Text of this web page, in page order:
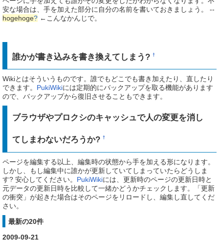
安な場合は、手を加えた部分に自分の名前を書いておきましょう。 --
hogehoge? ←こんなかんじで。
誰かが書き込みを書き換えてしまう?†
Wikiとはそういうものです。誰でもどこでも書き加えたり、直したり
できます。 PukiWikiには定期的にバックアップを取る機能があります
ので、バックアップから復旧させることもできます。
ブラウザやプロクシのキャッシュで人の変更を消し
てしまわないだろうか?†
ページを編集する以上、編集時の状態から手を加える形になります。
しかし、もし編集中に誰かが更新していてしまっていたらどうしま
す? 安心してください。 PukiWikiには、更新時のページの更新日時と
元データの更新日時を比較して一緒かどうかチェックします。「更新
の衝突」が起きた場合はそのページをリロードし、編集し直してくだ
さい。
最新の20件
2009-09-21